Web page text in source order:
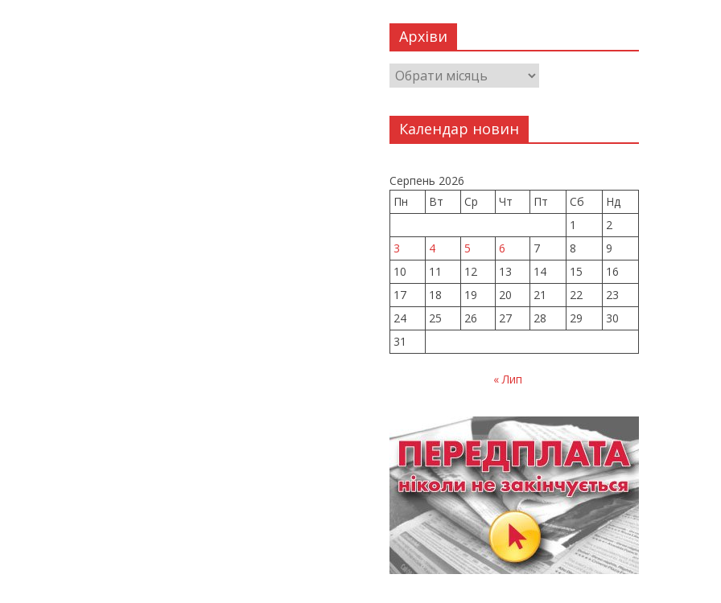
Архіви
Календар новин
Серпень 2026
Пн
Вт Ср Чт Пт Сб
Нд
1
2
3
4 5 6 7 8
9
10
11 12 13 14 15
16
17
18 19 20 21 22
23
24
25 26 27 28 29
30
31
« Лип